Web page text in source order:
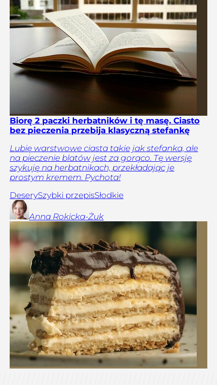
Biorę 2 paczki herbatników i tę masę. Ciasto
bez pieczenia przebija klasyczną stefankę
Lubię warstwowe ciasta takie jak stefanka, ale
na pieczenie blatów jest za gorąco. Tę wersję
szykuję na herbatnikach, przekładając je
prostym kremem. Pychota!
DeserySzybki przepisSłodkie
Anna Rokicka-Żuk